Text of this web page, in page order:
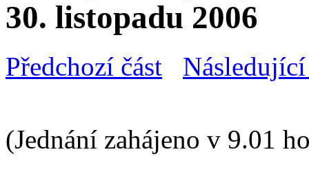
30. listopadu 2006
Předchozí část Následující
(Jednání zahájeno v 9.01